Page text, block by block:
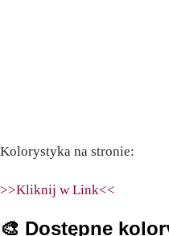
Kolorystyka na stronie:
>>Kliknij w Link<<
🎨 Dostępne